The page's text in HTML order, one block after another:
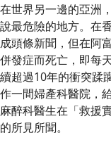
在世界另一邊的亞洲
說最危險的地方。在
成頭條新聞，但在阿
併發症而死亡，即每
續超過10年的衝突蹂
作一間婦產科醫院，
麻醉科醫生在「救援
的所見所聞。